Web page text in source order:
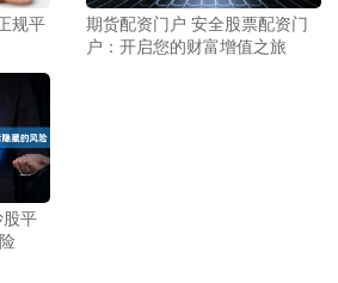
规平
期货配资门户 安全股票配资门
户：开启您的财富增值之旅
平